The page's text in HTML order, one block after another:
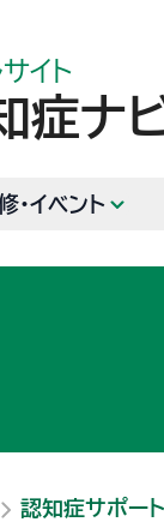
イト
症ナ
・イベント
認知症サポー